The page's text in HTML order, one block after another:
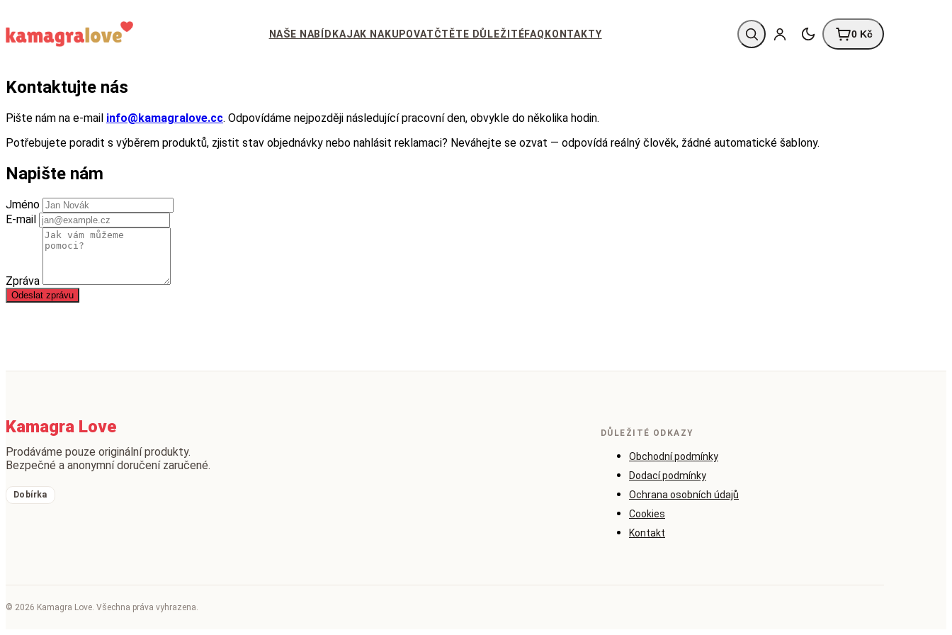
NAŠE NABÍDKAJAK NAKUPOVATČTĚTE DŮLEŽITÉFAQ KONTAKTY 0 Kč
Kontaktujte nás
Pište nám na e-mail info@kamagralove.cc. Odpovídáme nejpozději následující pracovní den, obvykle do několika hodin.
Potřebujete poradit s výběrem produktů, zjistit stav objednávky nebo nahlásit reklamaci? Neváhejte se ozvat — odpovídá reálný člověk, žádné automatické šablony.
Napište nám
Jméno
E-mail
Zpráva
Odeslat zprávu
Kamagra Love
Prodáváme pouze originální produkty.
Bezpečné a anonymní doručení zaručené.
Dobírka
DŮLEŽITÉ ODKAZY
Obchodní podmínky
Dodací podmínky
Ochrana osobních údajů
Cookies
Kontakt
© 2026 Kamagra Love. Všechna práva vyhrazena.